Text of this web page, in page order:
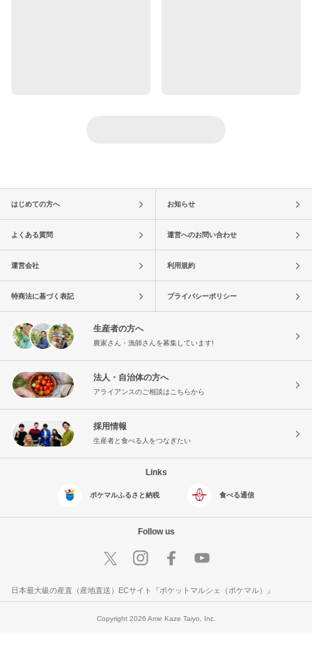
はじめての方へ お知らせ
よくある質問 運営へのお問い合わせ
運営会社 利用規約
特商法に基づく表記 プライバシーポリシー
生産者の方へ
農家さん・漁師さんを募集しています!
法人・自治体の方へ
アライアンスのご相談はこちらから
採用情報
生産者と食べる人をつなぎたい
Links
ポケマルふるさと納税 食べる通信
Follow us
日本最大級の産直（産地直送）ECサイト『ポケットマルシェ（ポケマル）』
Copyright 2026 Ame Kaze Taiyo, Inc.